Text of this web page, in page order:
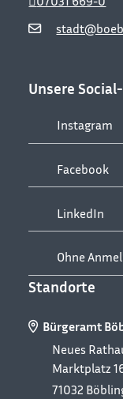
Unsere
Instagram
Facebook
LinkedIn
Ohne
Standorte
Bürgeramt
Neues
Marktplatz
71032